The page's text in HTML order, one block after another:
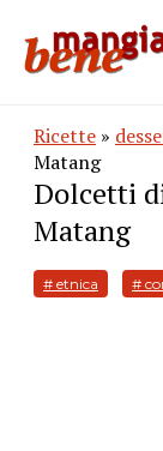
Ricette »
Matang
Dolcetti
Matang
# etnica #